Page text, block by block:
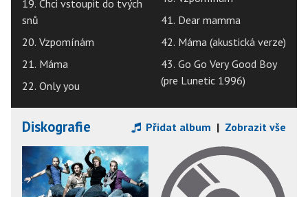
19. Chci vstoupit do tvých
snů
20. Vzpomínám
21. Máma
22. Only you
41. Dear mamma
42. Máma (akustická verze)
43. Go Go Very Good Boy
(pre Lunetic 1996)
Diskografie Přidat album | Zobrazit vše